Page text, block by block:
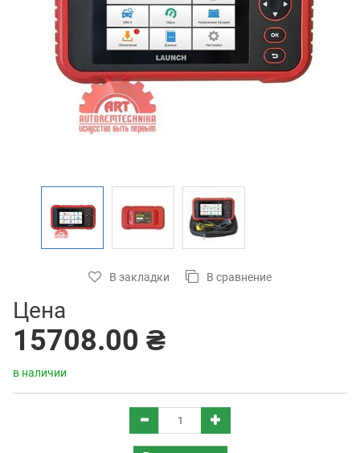
В закладки В сравнение
Цена
15708.00 ₴
в наличии